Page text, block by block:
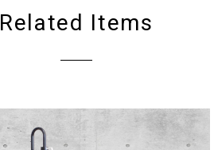
Related Items